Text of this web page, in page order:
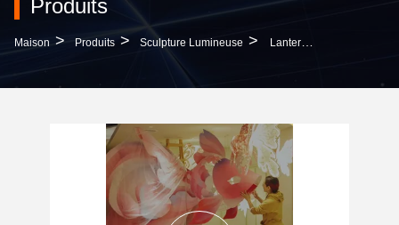
Produits
Maison > Produits > Sculpture Lumineuse > Lanterne De Poisson Koi Géant Éthérique - Installation D'art En Papier 3D Sur Mesure Pour Les Activités Et Les Événements De Marques De Luxe